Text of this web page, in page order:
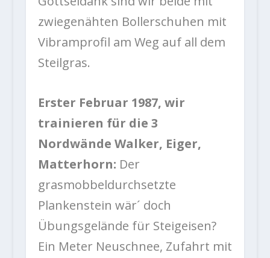
zwiegenähten Bollerschuhen mit
Vibramprofil am Weg auf all dem
Steilgras.
Erster Februar 1987, wir
trainieren für die 3
Nordwände Walker, Eiger,
Matterhorn: Der
grasmobbeldurchsetzte
Plankenstein wär´ doch
Übungsgelände für Steigeisen?
Ein Meter Neuschnee, Zufahrt mit